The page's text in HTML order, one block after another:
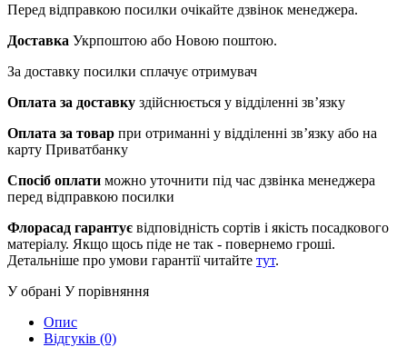
Перед відправкою посилки очікайте дзвінок менеджера.
Доставка Укрпоштою або Новою поштою.
За доставку посилки сплачує отримувач
Оплата за доставку здійснюється у відділенні зв’язку
Оплата за товар при отриманні у відділенні зв’язку або на
карту Приватбанку
Спосіб оплати можно уточнити під час дзвінка менеджера
перед відправкою посилки
Флорасад гарантує відповідність сортів і якість посадкового
матеріалу. Якщо щось піде не так - повернемо гроші.
Детальніше про умови гарантії читайте тут.
У обрані У порівняння
Опис
Відгуків (0)